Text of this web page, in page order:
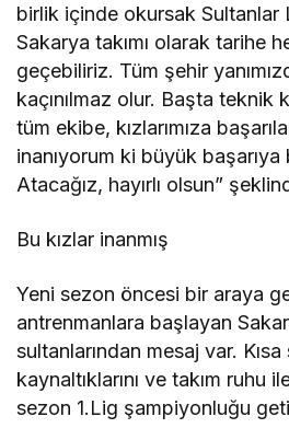
birlik içinde okursak Sultanlar
Sakarya takımı olarak tarihe
geçebiliriz. Tüm şehir
kaçınılmaz olur. Başta teknik
tüm ekibe, kızlarımıza
inanıyorum ki büyük
Atacağız, hayırlı olsun”
Bu kızlar inanmış
Yeni sezon öncesi bir araya
antrenmanlara başlayan
sultanlarından mesaj var.
kaynaltıklarını ve takım ruhu
sezon 1.Lig şampiyonluğu